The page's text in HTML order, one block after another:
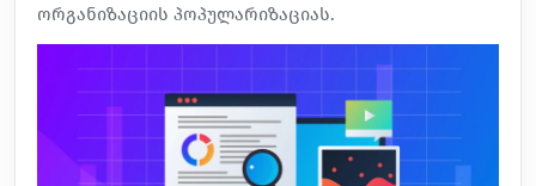
ორგანიზაციის პოპულარიზაციას.